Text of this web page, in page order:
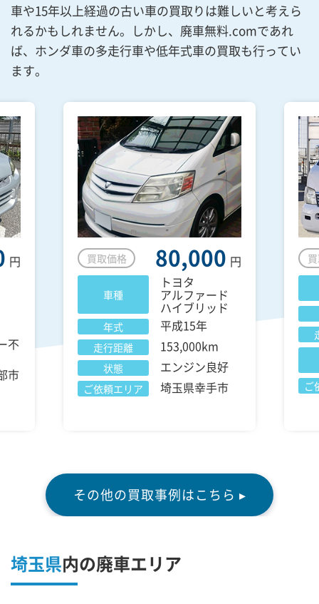
車や15年以上経過の古い車の買取りは難しいと考えら
れるかもしれません。しかし、廃車無料.comであれ
ば、ホンダ車の多走行車や低年式車の買取も行ってい
ます。
円
不
市
買取価格 80,000 円
車種
トヨタ
アルファード
ハイブリッド
年式 平成15年
走行距離 153,000km
状態 エンジン良好
ご依頼エリア 埼玉県幸手市 ご
その他の買取事例はこちら ▸
埼玉県内の廃車エリア